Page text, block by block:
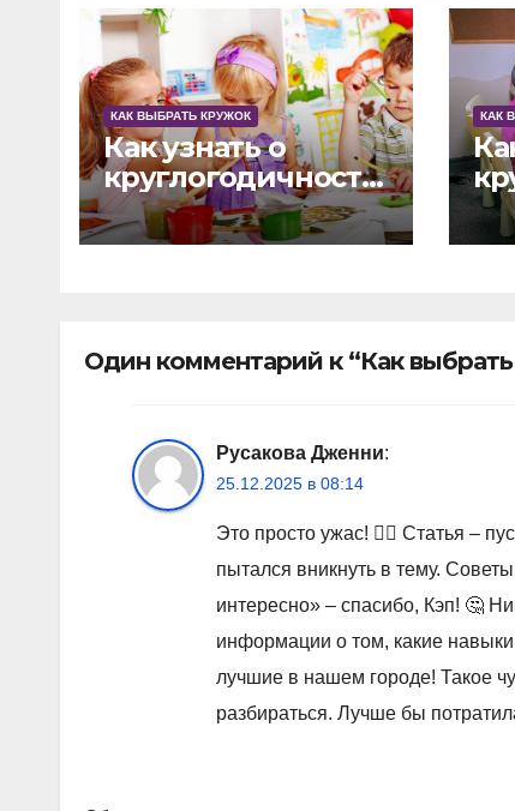
КАК ВЫБРАТЬ КРУЖОК
Как узнать о
круглогодичности
работы
развивающего
КАК
Один комментарий к “Как
Русакова Дженни:
25.12.2025 в 08:14
Это просто ужас! 🤦‍♀️ Статья –
пытался вникнуть в тему.
интересно» – спасибо, Кэп! 🤔
информации о том, какие навыки
лучшие в нашем городе! Такое
разбираться. Лучше бы